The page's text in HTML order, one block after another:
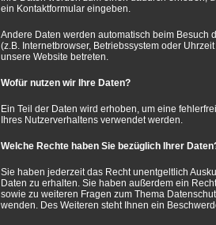
ein Kontaktformular eingeben.
Andere Daten werden automatisch beim Besuch
(z.B. Internetbrowser, Betriebssystem oder
unsere Website betreten.
Wofür nutzen wir Ihre Daten?
Ein Teil der Daten wird erhoben, um eine
Ihres Nutzerverhaltens verwendet werden.
Welche Rechte haben Sie bezüglich Ihrer
Sie haben jederzeit das Recht unentgeltlich
Daten zu erhalten. Sie haben außerdem ein
sowie zu weiteren Fragen zum Thema
wenden. Des Weiteren steht Ihnen ein